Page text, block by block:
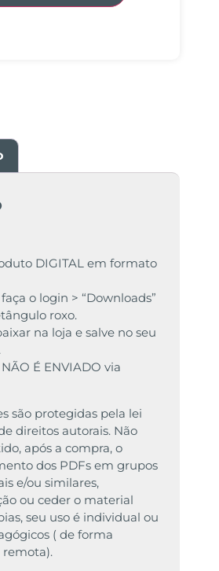
DIGITAL em formato
o login > “Downloads”
roxo.
na loja e salve no seu
É ENVIADO via
são protegidas pela lei
direitos autorais. Não
após a compra, o
dos PDFs em grupos
e/ou similares,
ou ceder o material
seu uso é individual ou
( de forma
remota).